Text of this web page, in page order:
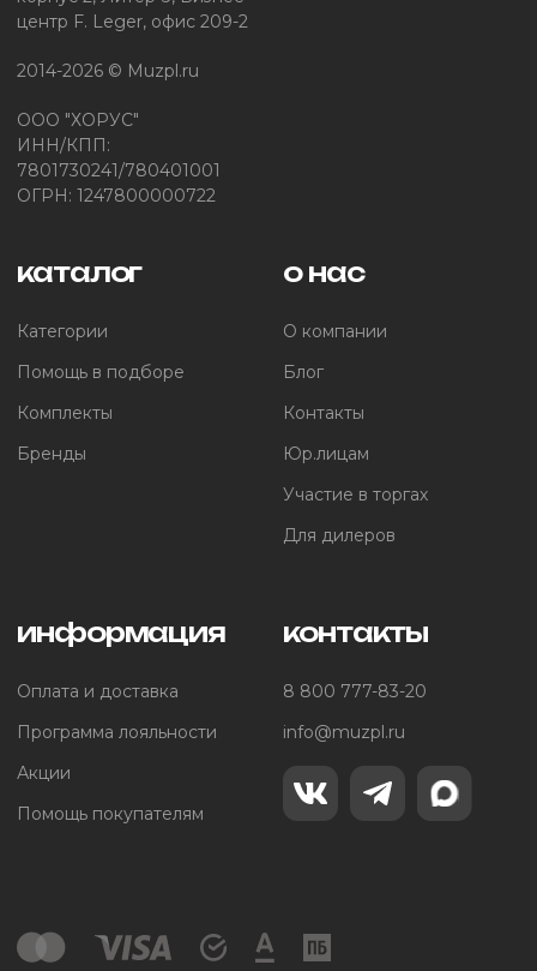
центр F. Leger, офис 209-2
2014-2026 © Muzpl.ru
ООО "ХОРУС"
ИНН/КПП:
7801730241/780401001
ОГРН: 1247800000722
каталог
Категории
Помощь в подборе
Комплекты
Бренды
о нас
О компании
Блог
Контакты
Юр.лицам
Участие в торгах
Для дилеров
информация
Оплата и доставка
Программа лояльности
Акции
Помощь покупателям
контакты
8 800 777-83-20
info@muzpl.ru